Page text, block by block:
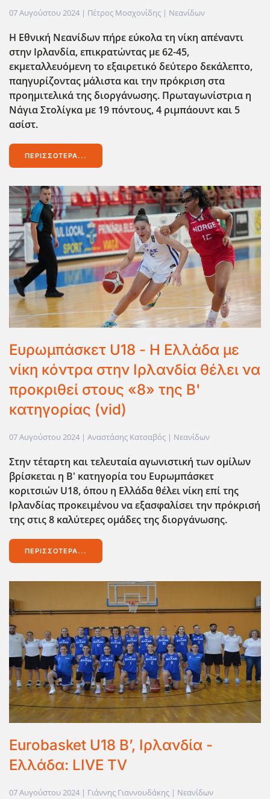
07 Αυγούστου 2024 | Πέτρος Μοσχονίδης | Νεανίδων
Η Εθνική Νεανίδων πήρε εύκολα τη νίκη απέναντι
στην Ιρλανδία, επικρατώντας με 62-45,
εκμεταλλευόμενη το εξαιρετικό δεύτερο δεκάλεπτο,
παηγυρίζοντας μάλιστα και την πρόκριση στα
προημιτελικά της διοργάνωσης. Πρωταγωνίστρια η
Νάγια Στολίγκα με 19 πόντους, 4 ριμπάουντ και 5
ασίστ.
ΠΕΡΙΣΣΌΤΕΡΑ...
Ευρωμπάσκετ U18 - Η Ελλάδα με
νίκη κόντρα στην Ιρλανδία θέλει να
προκριθεί στους «8» της Β'
κατηγορίας (vid)
07 Αυγούστου 2024 | Αναστάσης Κατσαβός | Νεανίδων
Στην τέταρτη και τελευταία αγωνιστική των ομίλων
βρίσκεται η Β' κατηγορία του Ευρωμπάσκετ
κοριτσιών U18, όπου η Ελλάδα θέλει νίκη επί της
Ιρλανδίας προκειμένου να εξασφαλίσει την πρόκρισή
της στις 8 καλύτερες ομάδες της διοργάνωσης.
ΠΕΡΙΣΣΌΤΕΡΑ...
Eurobasket U18 B’, Ιρλανδία -
Ελλάδα: LIVE TV
07 Αυγούστου 2024 | Γιάννης Γιαννουδάκης | Νεανίδων